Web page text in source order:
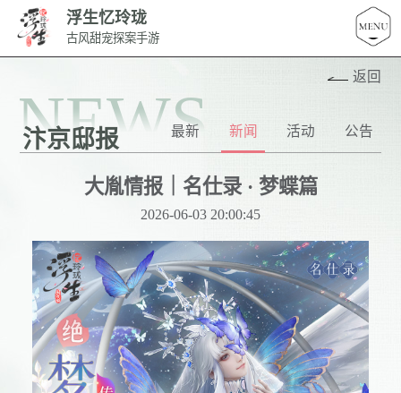
浮生忆玲珑
古风甜宠探案手游
NEWS
汴京邸报
返回
最新 新闻 活动 公告
大胤情报｜名仕录 · 梦蝶篇
2026-06-03 20:00:45